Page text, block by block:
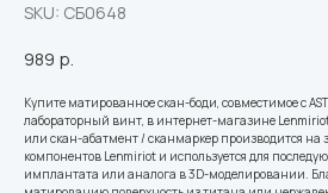
SKU: СБ0648
989 р.
Купите матированное скан-боди, совместимое с
лабораторный винт, в интернет-магазине
или скан-абатмент / сканмаркер производится на
компонентов Lenmiriot и используется для
имплантата или аналога в 3D-моделировании.